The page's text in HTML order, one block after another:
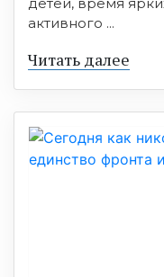
активного ...
Читать далее